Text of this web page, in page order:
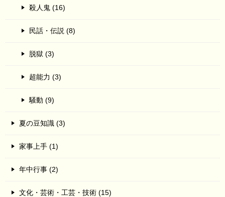
殺人鬼 (16)
民話・伝説 (8)
脱獄 (3)
超能力 (3)
騒動 (9)
夏の豆知識 (3)
家事上手 (1)
年中行事 (2)
文化・芸術・工芸・技術 (15)